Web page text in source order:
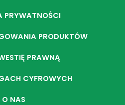
PRYWATNOŚCI
PRODUKTÓW
PRAWNĄ
CYFROWYCH
O NAS